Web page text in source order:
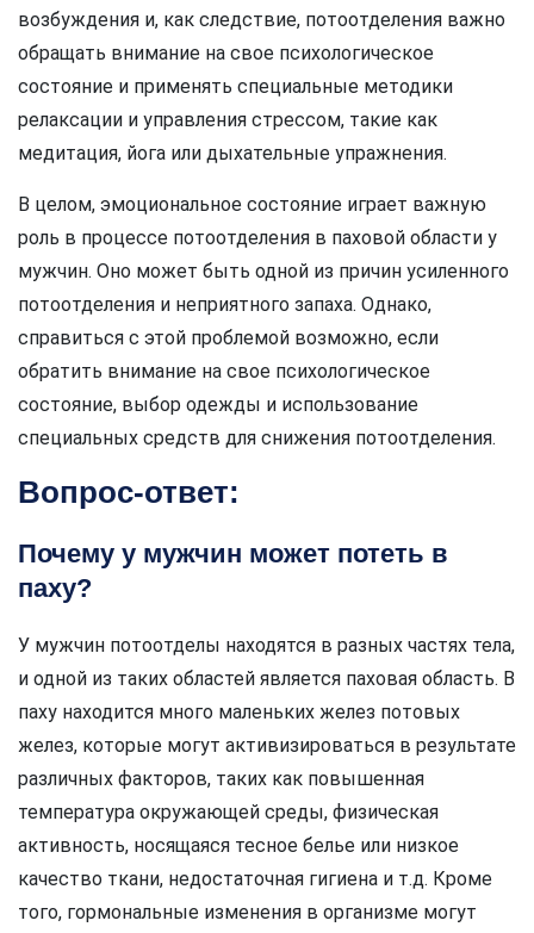
возбуждения и, как следствие, потоотделения важно
обращать внимание на свое психологическое
состояние и применять специальные методики
релаксации и управления стрессом, такие как
медитация, йога или дыхательные упражнения.
В целом, эмоциональное состояние играет важную
роль в процессе потоотделения в паховой области у
мужчин. Оно может быть одной из причин усиленного
потоотделения и неприятного запаха. Однако,
справиться с этой проблемой возможно, если
обратить внимание на свое психологическое
состояние, выбор одежды и использование
специальных средств для снижения потоотделения.
Вопрос-ответ:
Почему у мужчин может потеть в
паху?
У мужчин потоотделы находятся в разных частях тела,
и одной из таких областей является паховая область. В
паху находится много маленьких желез потовых
желез, которые могут активизироваться в результате
различных факторов, таких как повышенная
температура окружающей среды, физическая
активность, носящаяся тесное белье или низкое
качество ткани, недостаточная гигиена и т.д. Кроме
того, гормональные изменения в организме могут